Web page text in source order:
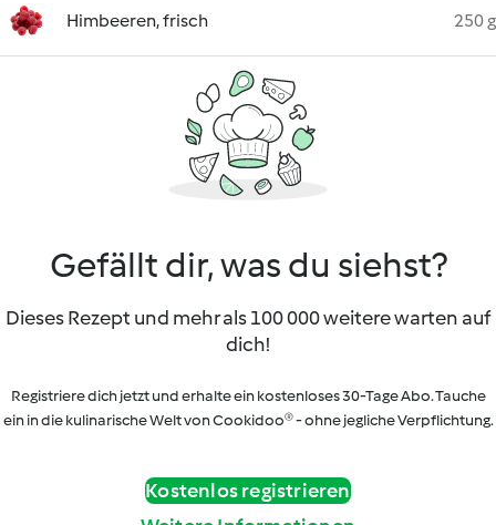
Himbeeren, frisch
250 g
Gefällt dir, was du siehst?
Dieses Rezept und mehr als 100 000 weitere warten auf
dich!
Registriere dich jetzt und erhalte ein kostenloses 30-Tage Abo. Tauche
ein in die kulinarische Welt von Cookidoo® - ohne jegliche Verpflichtung.
Kostenlos registrieren